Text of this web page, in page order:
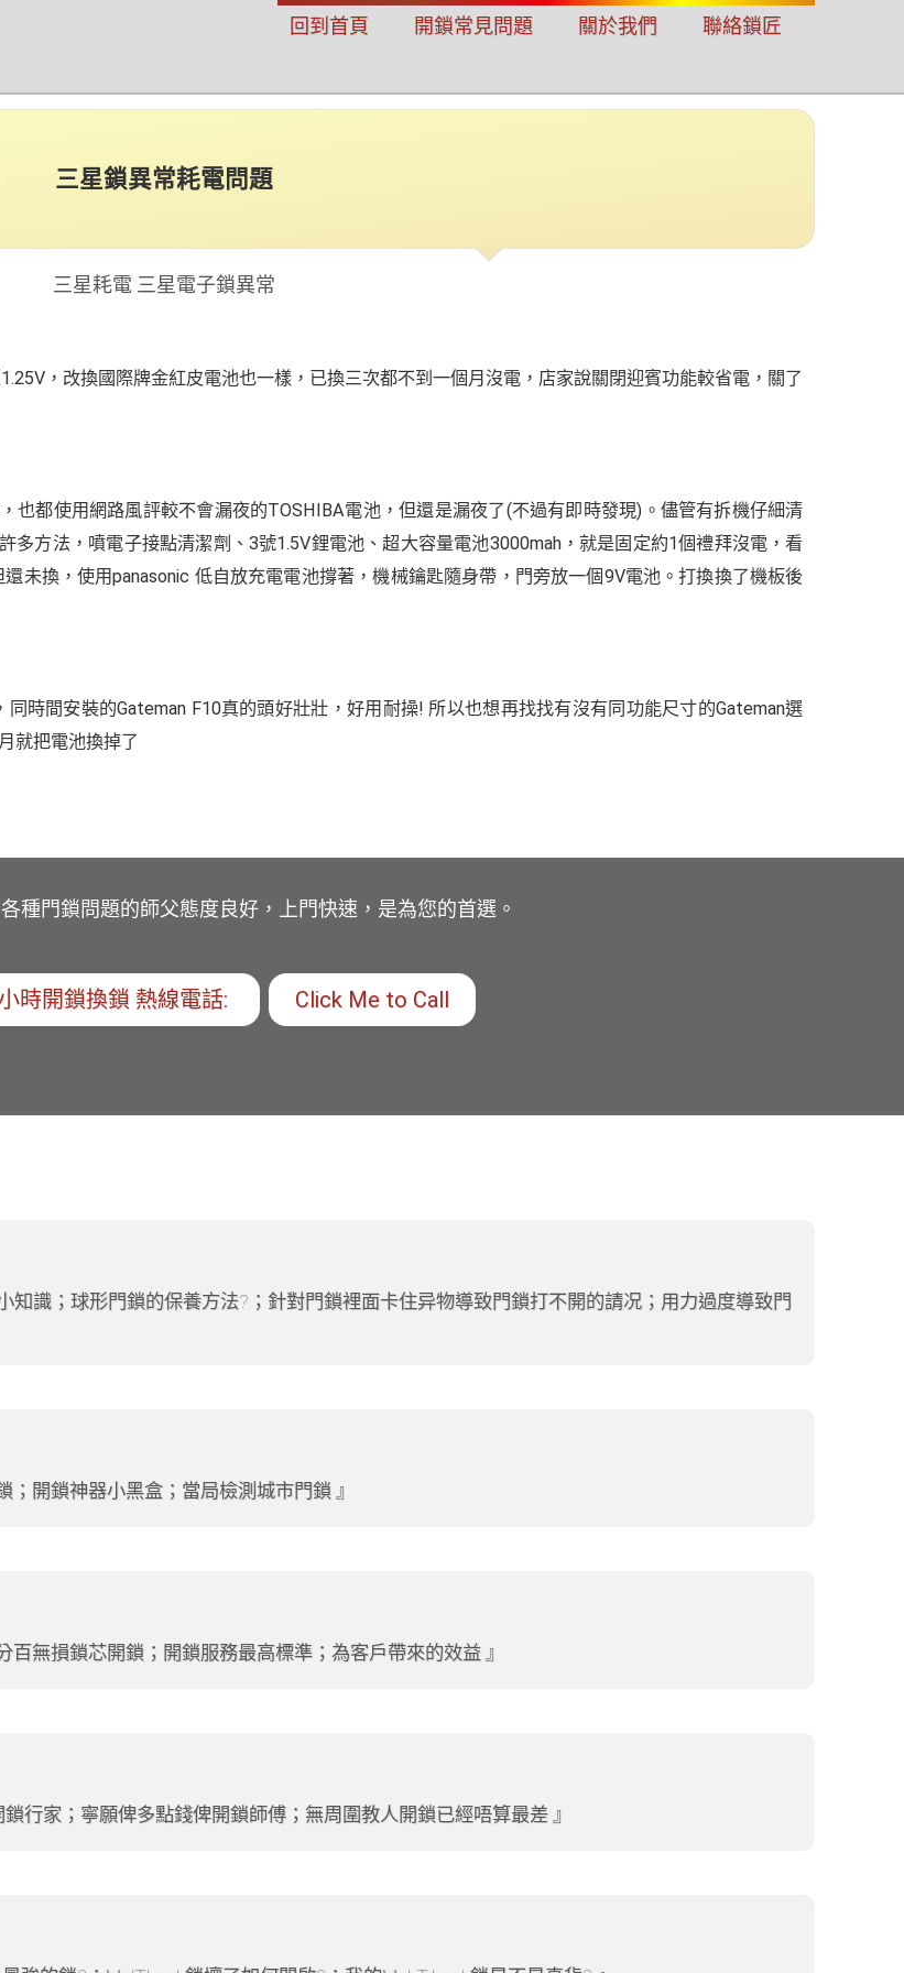
回到首頁 開鎖常見問題 關於我們 聯絡鎖匠
三星鎖異常耗電問題
三星耗電 三星電子鎖異常
，改換國際牌金紅皮電池也一樣，已換三次都不到一個月沒電，店家說關閉迎賓功能較省電，關了
也都使用網路風評較不會漏夜的TOSHIBA電池，但還是漏夜了(不過有即時發現)。儘管有拆機仔細清
方法，噴電子接點清潔劑、3號1.5V鋰電池、超大容量電池3000mah，就是固定約1個禮拜沒電，看
未換，使用panasonic 低自放充電電池撐著，機械鑰匙隨身帶，門旁放一個9V電池。打換換了機板後
時間安裝的Gateman F10真的頭好壯壯，好用耐操! 所以也想再找找有沒有同功能尺寸的Gateman選
就把電池換掉了
種門鎖問題的師父態度良好，上門快速，是為您的首選。
時開鎖換鎖 熱線電話: Click Me to Call
識；球形門鎖的保養方法?；針對門鎖裡面卡住异物導致門鎖打不開的請况；用力過度導致門
；開鎖神器小黑盒；當局檢測城市門鎖
無損鎖芯開鎖；開鎖服務最高標準；為客戶帶來的效益
行家；寧願俾多點錢俾開鎖師傅；無周圍教人開鎖已經唔算最差